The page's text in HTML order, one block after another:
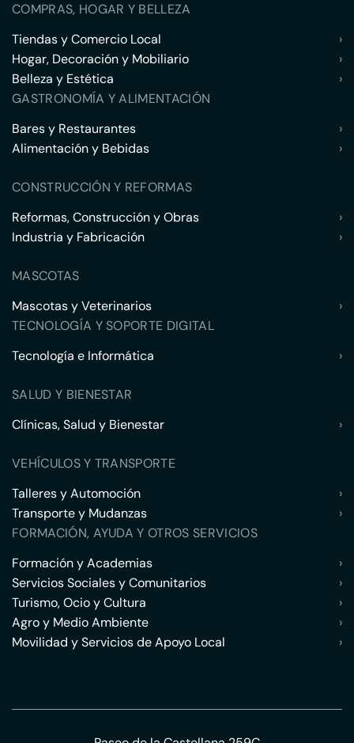
COMPRAS, HOGAR Y BELLEZA
Tiendas y Comercio Local
›
Hogar, Decoración y Mobiliario
›
Belleza y Estética
›
GASTRONOMÍA Y ALIMENTACIÓN
Bares y Restaurantes
›
Alimentación y Bebidas
›
CONSTRUCCIÓN Y REFORMAS
Reformas, Construcción y Obras
›
Industria y Fabricación
›
MASCOTAS
Mascotas y Veterinarios
›
TECNOLOGÍA Y SOPORTE DIGITAL
Tecnología e Informática
›
SALUD Y BIENESTAR
Clínicas, Salud y Bienestar
›
VEHÍCULOS Y TRANSPORTE
Talleres y Automoción
›
Transporte y Mudanzas
›
FORMACIÓN, AYUDA Y OTROS SERVICIOS
Formación y Academias
›
Servicios Sociales y Comunitarios
›
Turismo, Ocio y Cultura
›
Agro y Medio Ambiente
›
Movilidad y Servicios de Apoyo Local
›